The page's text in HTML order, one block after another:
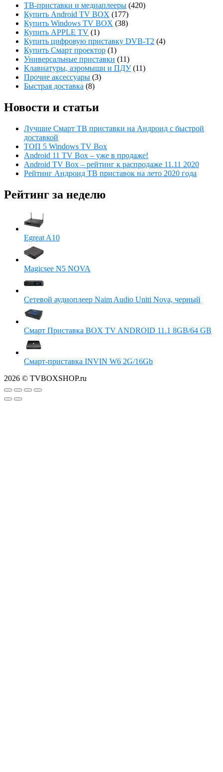
ТВ-приставки и медиаплееры (420)
Купить Android TV BOX (177)
Купить Windows TV BOX (38)
Купить APPLE TV (1)
Купить цифровую приставку DVB-T2 (4)
Купить Смарт проектор (1)
Универсальные приставки (11)
Клавиатуры, аэромыши и ПДУ (11)
Прочие аксессуары (3)
Быстрая доставка (8)
Новости и статьи
Лучшие Смарт ТВ приставки на Андроид с быстрой
доставкой
ТОП 5 Windows TV Box
Android 11 TV Box – уже в продаже!
Android TV Box – рейтинг к распродаже 11.11 2020
Рейтинг Андроид ТВ приставок на лето 2020 года
Рейтинг за неделю
Egreat A10
Magicsee N5 NOVA
Сетевой аудиоплеер Naim Audio Uniti Nova, черный
Смарт Приставка BOX TV ANDROID 11.1 8GB/64 GB
Смарт-приставка INVIN W6 2G/16Gb
2026 © TVBOXSHOP.ru